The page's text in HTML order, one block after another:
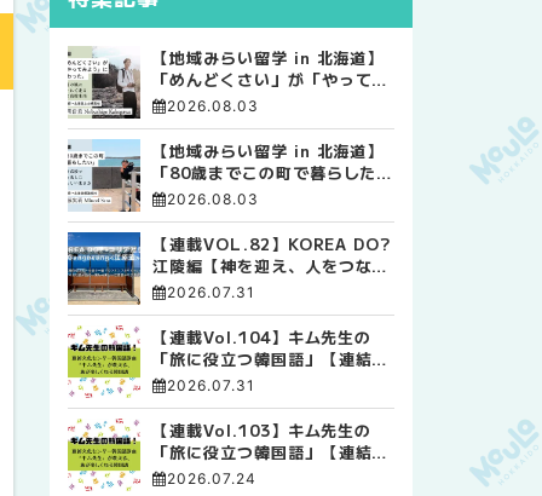
【地域みらい留学 in 北海道】
「めんどくさい」が「やってみ
よう」に変わった。 十勝の風
自由な高校生活
2026.08.03
【地域みらい留学 in 北海道】
「80歳までこの町で暮らした
い」 標津高校で踏み出した、
2026.08.03
【連載VOL.82】KOREA DO?
江陵編【神を迎え、人をつなぐ
時間 ― 江陵端午祭 】
2026.07.31
【連載Vol.104】キム先生の
「旅に役立つ韓国語」【連結語
尾について その4】
2026.07.31
【連載Vol.103】キム先生の
「旅に役立つ韓国語」【連結語
尾について その3】
2026.07.24